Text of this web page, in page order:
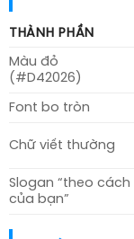
THÀNH PHẦN
Màu đỏ
(#D42026)
Font bo tròn
Chữ viết thường
Slogan “theo cách
của bạn”